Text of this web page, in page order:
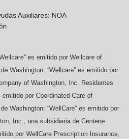
Auxiliares: NOA
es emitido por Wellcare of
Washington: “Wellcare” es emitido por
of Washington, Inc. Residentes
emitido por Coordinated Care of
Washington: “WellCare” es emitido por
Inc., una subsidiaria de Centene
por WellCare Prescription Insurance,